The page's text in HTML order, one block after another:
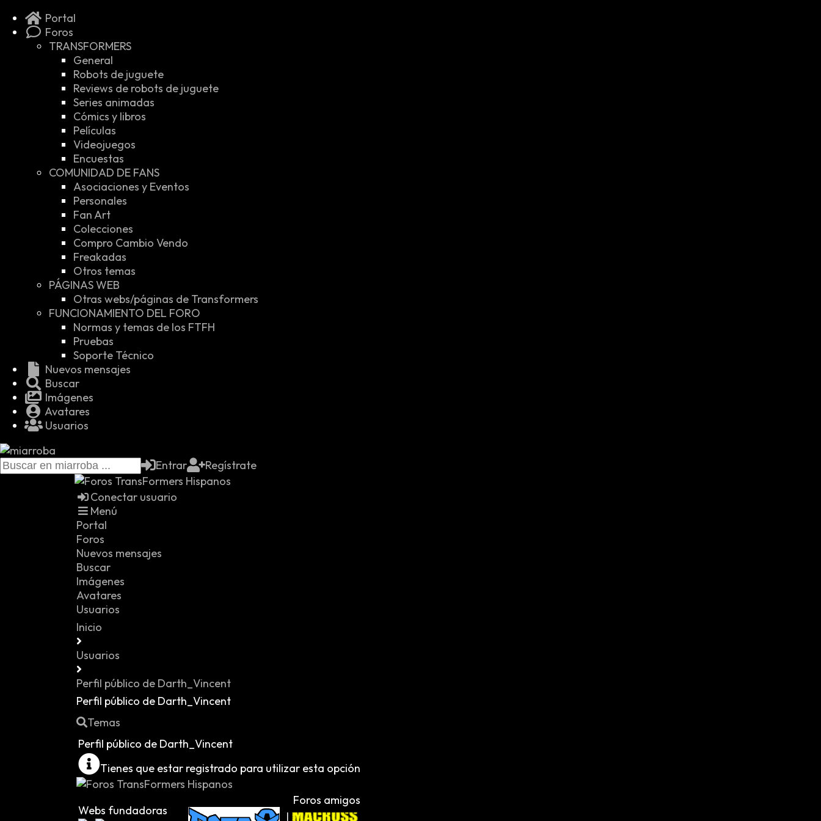
Portal
Foros
TRANSFORMERS
General
Robots de juguete
Reviews de robots de juguete
Series animadas
Cómics y libros
Películas
Videojuegos
Encuestas
COMUNIDAD DE FANS
Asociaciones y Eventos
Personales
Fan Art
Colecciones
Compro Cambio Vendo
Freakadas
Otros temas
PÁGINAS WEB
Otras webs/páginas de Transformers
FUNCIONAMIENTO DEL FORO
Normas y temas de los FTFH
Pruebas
Soporte Técnico
Nuevos mensajes
Buscar
Imágenes
Avatares
Usuarios
Entrar Regístrate
Conectar usuario
Menú
Portal
Foros
Nuevos mensajes
Buscar
Imágenes
Avatares
Usuarios
Inicio
Usuarios
Perfil público de Darth_Vincent
Perfil público de Darth_Vincent
Temas
Perfil público de Darth_Vincent
Tienes que estar registrado para utilizar esta opción
Webs fundadoras
Foros amigos